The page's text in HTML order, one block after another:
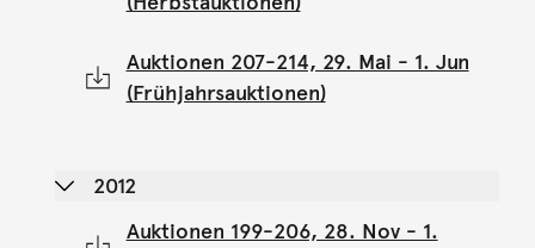
Auktionen 207-214, 29. Mai - 1. Jun
(Frühjahrsauktionen)
2012
Auktionen 199-206, 28. Nov - 1.